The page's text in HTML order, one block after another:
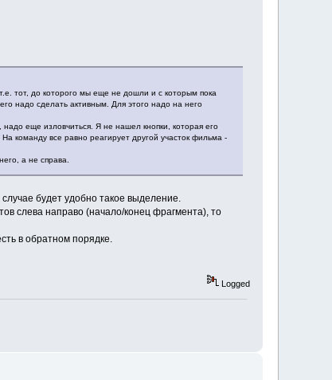
тот, до которого мы еще не дошли и с которым пока
надо сделать активным. Для этого надо на него
еще изловчиться. Я не нашел кнопки, которая его
команду все равно реагирует другой участок фильма -
а не справа.
будет удобно такое выделение.
слева направо (начало/конец фрагмента), то
в обратном порядке.
Logged